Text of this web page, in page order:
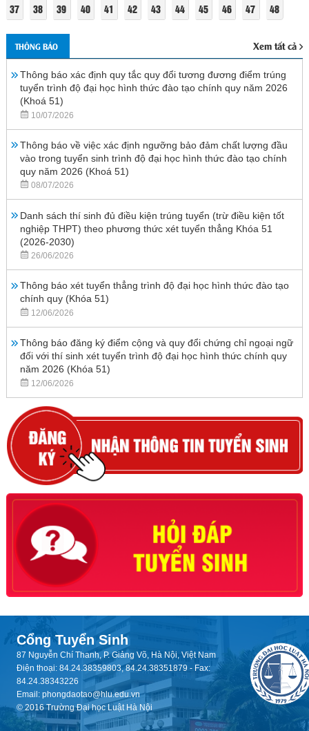
37
38 39 40 41 42 43 44 45 46 47 48
THÔNG BÁO Xem tất cả
Thông báo xác định quy tắc quy đổi tương đương điểm trúng
tuyển trình độ đại học hình thức đào tạo chính quy năm 2026
(Khoá 51)
10/07/2026
Thông báo về việc xác định ngưỡng bảo đảm chất lượng đầu
vào trong tuyển sinh trình độ đại học hình thức đào tạo chính
quy năm 2026 (Khoá 51)
08/07/2026
Danh sách thí sinh đủ điều kiện trúng tuyển (trừ điều kiện tốt
nghiệp THPT) theo phương thức xét tuyển thẳng Khóa 51
(2026-2030)
26/06/2026
Thông báo xét tuyển thẳng trình độ đại học hình thức đào tạo
chính quy (Khóa 51)
12/06/2026
Thông báo đăng ký điểm cộng và quy đổi chứng chỉ ngoại ngữ
đối với thí sinh xét tuyển trình độ đại học hình thức chính quy
năm 2026 (Khóa 51)
12/06/2026
Cổng Tuyển Sinh
87 Nguyễn Chí Thanh, P. Giảng Võ, Hà Nội, Việt Nam
Điện thoại: 84.24.38359803, 84.24.38351879 - Fax:
84.24.38343226
Email: phongdaotao@hlu.edu.vn
© 2016 Trường Đại học Luật Hà Nội